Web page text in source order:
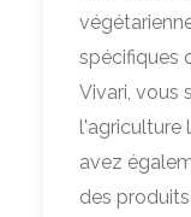
spécifiques
Vivari, vous
l'agriculture
avez
des